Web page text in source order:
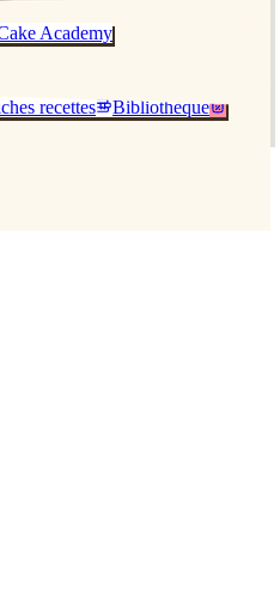
Academy
recettes
Bibliothèque